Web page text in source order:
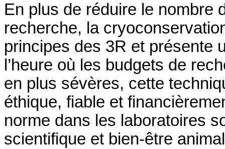
En plus de réduire le nombre
recherche, la
principes des 3R et présente
l’heure où les budgets de
en plus sévères, cette
éthique, fiable et
norme dans les laboratoires
scientifique et bien-être